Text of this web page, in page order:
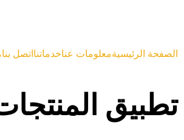
الصفحة الرئيسيةمعلومات عناخدماتنا اتصل بنا
تطبيق المنتجات